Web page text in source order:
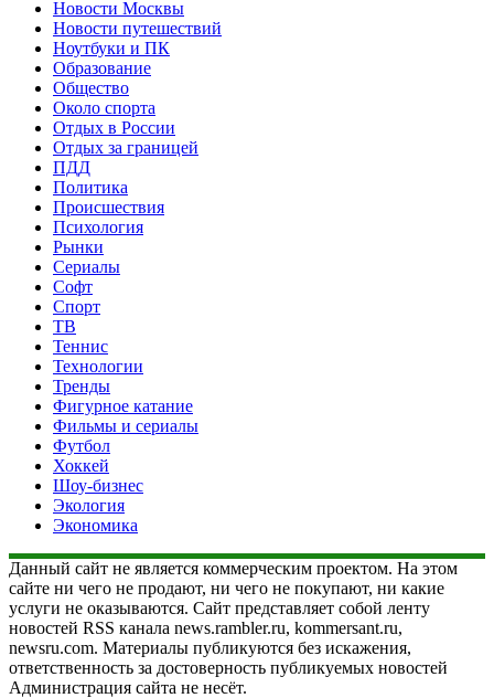
Новости Москвы
Новости путешествий
Ноутбуки и ПК
Образование
Общество
Около спорта
Отдых в России
Отдых за границей
ПДД
Политика
Происшествия
Психология
Рынки
Сериалы
Софт
Спорт
ТВ
Теннис
Технологии
Тренды
Фигурное катание
Фильмы и сериалы
Футбол
Хоккей
Шоу-бизнес
Экология
Экономика
Данный сайт не является коммерческим проектом. На этом
сайте ни чего не продают, ни чего не покупают, ни какие
услуги не оказываются. Сайт представляет собой ленту
новостей RSS канала news.rambler.ru, kommersant.ru,
newsru.com. Материалы публикуются без искажения,
ответственность за достоверность публикуемых новостей
Администрация сайта не несёт.